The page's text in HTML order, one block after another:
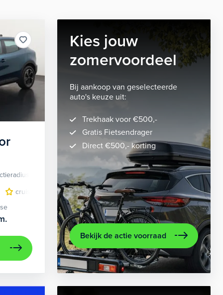
velgen 5-spaaks 18"
volledig digitaal
Elektrisch
cruise control adaptief LED koplampen
lichtmetalen
Kies jouw
zomervoordeel
Bij aankoop van geselecteerde
auto's keuze uit:
Trekhaak voor €500,-
Gratis Fietsendrager
Direct €500,- korting
Bekijk de actie voorraad